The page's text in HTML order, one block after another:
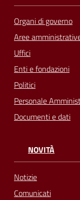
Organi di governo
Aree
Uffici
Enti e fondazioni
Politici
Personale
Documenti e dati
NOVITÀ
Notizie
Comunicati